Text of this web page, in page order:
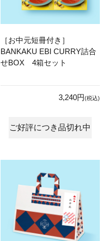
［お中元短冊付き］
BANKAKU EBI CURRY詰合
せBOX 4箱セット
3,240円(税込)
ご好評につき品切れ中